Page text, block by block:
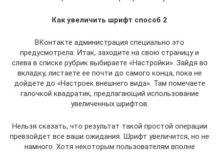
Как увеличить шрифт способ 2
ВКонтакте администрация специально это
предусмотрела. Итак, заходите на свою страницу и
слева в списке рубрик выбираете «Настройки». Зайдя во
вкладку, листаете ее почти до самого конца, пока не
дойдете до «Настроек внешнего вида». Там помечаете
галочкой квадратик, предлагающий использование
увеличенных шрифтов.
Нельзя сказать, что результат такой простой операции
превзойдет все ваши ожидания. Шрифт увеличится, но не
намного. Хотя некоторым пользователям вполне